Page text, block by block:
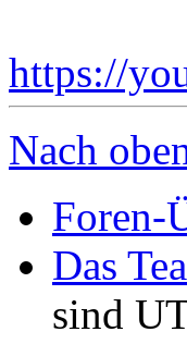
https://
Nach
Foren-
Das
sind